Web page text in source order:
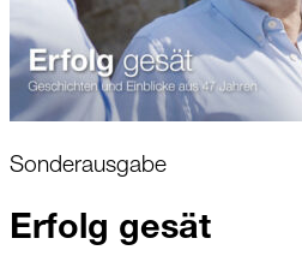
Sonderausgabe
Erfolg gesät